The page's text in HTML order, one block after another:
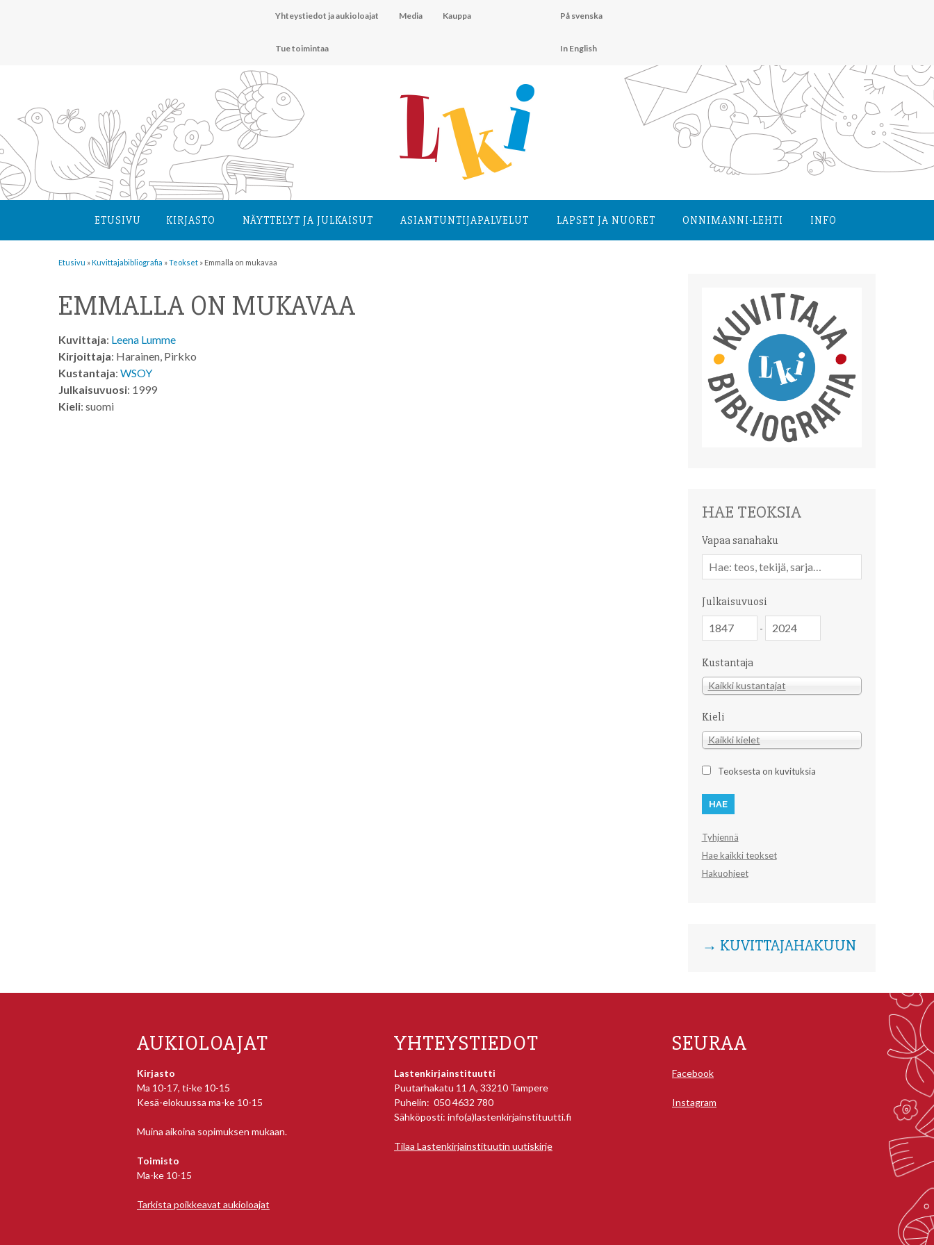
Yhteystiedot ja aukioloajat Media Kauppa
Tue toimintaa
På svenska
In English
ETUSIVU KIRJASTO NÄYTTELYT JA JULKAISUT ASIANTUNTIJA­PALVELUT LAPSET JA NUORET ONNIMANNI-LEHTI INFO
Etusivu »Kuvittaja­bibliografia »Teokset » Emmalla on mukavaa
EMMALLA ON MUKAVAA
Kuvittaja: Leena Lumme
Kirjoittaja: Harainen, Pirkko
Kustantaja: WSOY
Julkaisuvuosi: 1999
Kieli: suomi
HAE TEOKSIA
Vapaa sanahaku
sanahaku
Julkaisuvuosi
-
Kustantaja
Kustantaja
Kaikki kustantajat
Kieli
Kieli
Kaikki kielet
Teoksesta on kuvituksia
Tyhjennä
Hae kaikki teokset
Hakuohjeet
→ KUVITTAJAHAKUUN
AUKIOLOAJAT
Kirjasto
Ma 10-17, ti-ke 10-15
Kesä-elokuussa ma-ke 10-15
Muina aikoina sopimuksen mukaan.
Toimisto
Ma-ke 10-15
Tarkista poikkeavat aukioloajat
YHTEYSTIEDOT
Lastenkirjainstituutti
Puutarhakatu 11 A, 33210 Tampere
Puhelin: 050 4632 780
Sähköposti: info(a)lastenkirjainstituutti.fi
Tilaa Lastenkirjainstituutin uutiskirje
SEURAA
Facebook
Instagram